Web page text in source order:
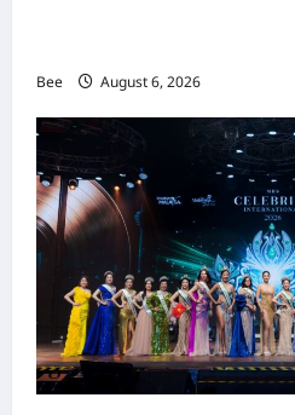
Bee August 6, 2026